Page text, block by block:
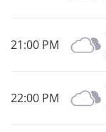
21:00 PM
22:00 PM